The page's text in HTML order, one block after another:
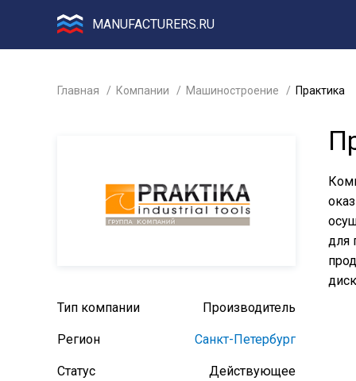
MANUFACTURERS.RU
Главная Компании Машиностроение Практика
Тип компании Производитель
Регион Санкт-Петербург
Статус Действующее
для